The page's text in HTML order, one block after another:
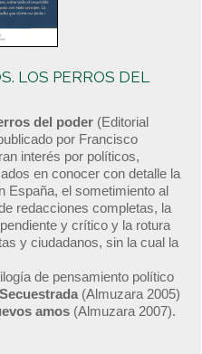
LOS PERROS DEL
del poder (Editorial
por Francisco
interés por políticos,
en conocer con detalle la
España, el sometimiento al
redacciones completas, la
y crítico y la rotura
y ciudadanos, sin la cual la
de pensamiento político
(Almuzara 2005)
amos (Almuzara 2007).